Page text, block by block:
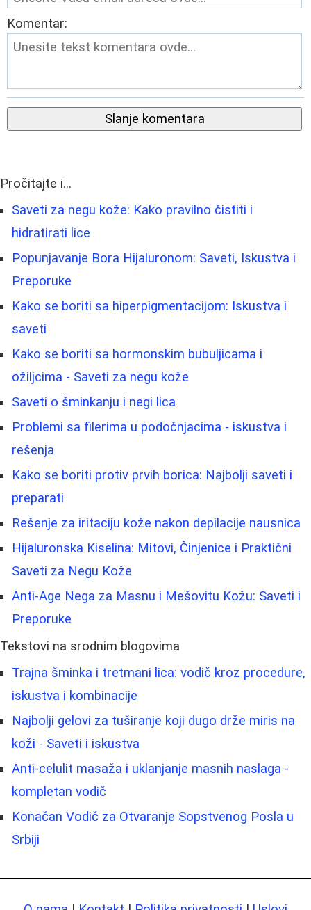
Komentar:
Slanje komentara
Pročitajte i...
Saveti za negu kože: Kako pravilno čistiti i
hidratirati lice
Popunjavanje Bora Hijaluronom: Saveti, Iskustva i
Preporuke
Kako se boriti sa hiperpigmentacijom: Iskustva i
saveti
Kako se boriti sa hormonskim bubuljicama i
ožiljcima - Saveti za negu kože
Saveti o šminkanju i negi lica
Problemi sa filerima u podočnjacima - iskustva i
rešenja
Kako se boriti protiv prvih borica: Najbolji saveti i
preparati
Rešenje za iritaciju kože nakon depilacije nausnica
Hijaluronska Kiselina: Mitovi, Činjenice i Praktični
Saveti za Negu Kože
Anti-Age Nega za Masnu i Mešovitu Kožu: Saveti i
Preporuke
Tekstovi na srodnim blogovima
Trajna šminka i tretmani lica: vodič kroz procedure,
iskustva i kombinacije
Najbolji gelovi za tuširanje koji dugo drže miris na
koži - Saveti i iskustva
Anti-celulit masaža i uklanjanje masnih naslaga -
kompletan vodič
Konačan Vodič za Otvaranje Sopstvenog Posla u
Srbiji